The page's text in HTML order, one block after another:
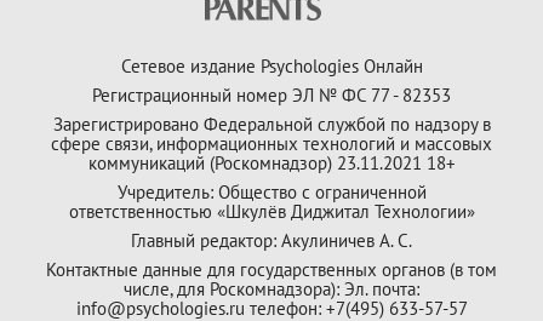
Сетевое издание Psychologies Онлайн
Регистрационный номер ЭЛ № ФС 77 - 82353
Зарегистрировано Федеральной службой по надзору в
сфере связи, информационных технологий и массовых
коммуникаций (Роскомнадзор) 23.11.2021 18+
Учредитель: Общество с ограниченной
ответственностью «Шкулёв Диджитал Технологии»
Главный редактор: Акулиничев А. С.
Контактные данные для государственных органов (в том
числе, для Роскомнадзора): Эл. почта:
info@psychologies.ru телефон: +7(495) 633-57-57